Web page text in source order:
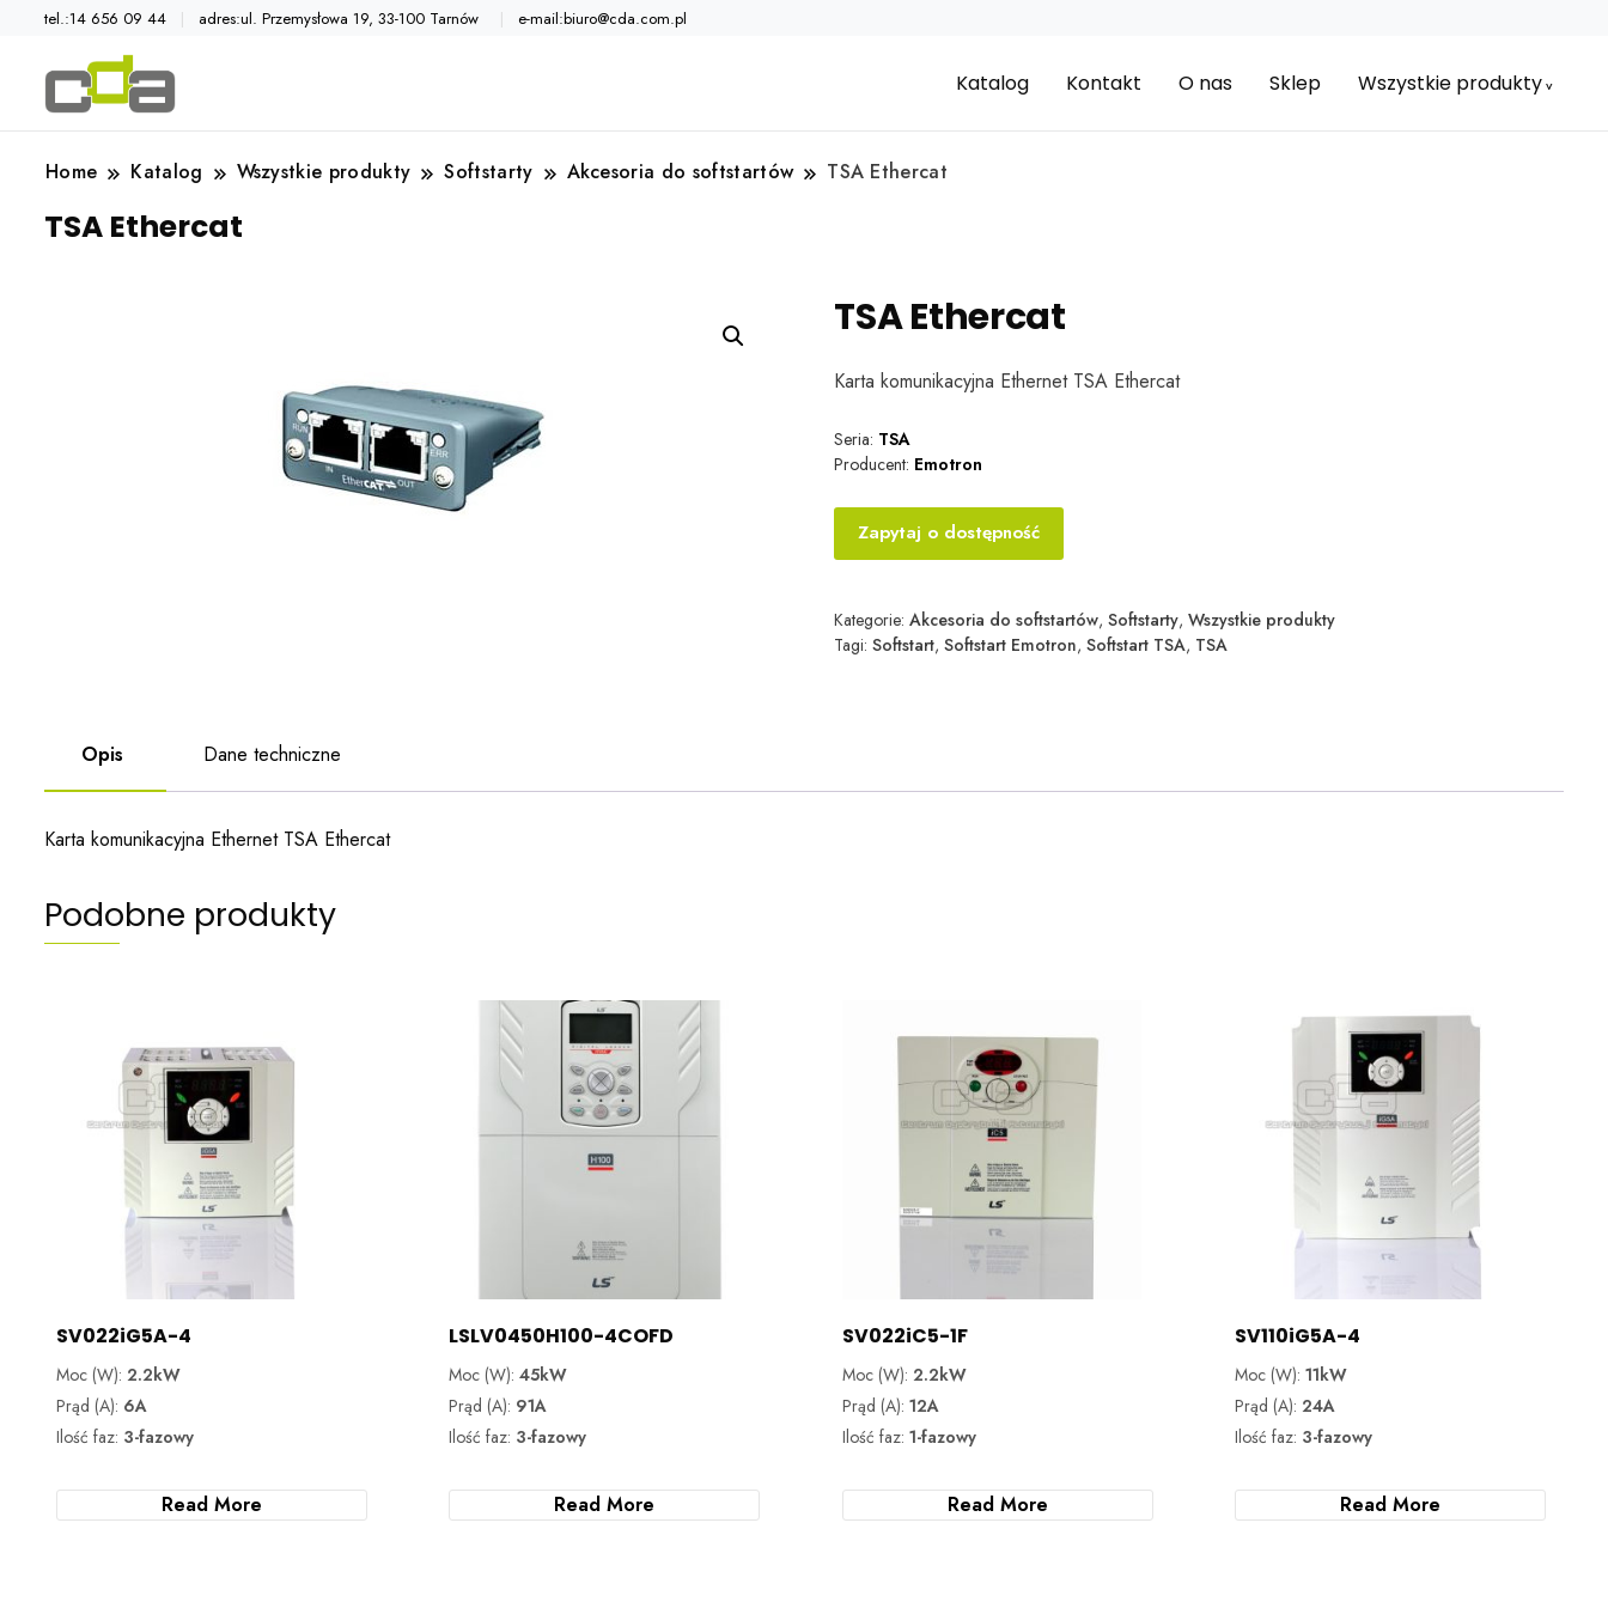
tel.:14 656 09 44 adres:ul. Przemysłowa 19, 33-100 Tarnów e-mail:biuro@cda.com.pl
Katalog Kontakt O nas Sklep Wszystkie produkty
Home Katalog Wszystkie produkty Softstarty Akcesoria do softstartów TSA Ethercat
TSA Ethercat
TSA Ethercat
Karta komunikacyjna Ethernet TSA Ethercat
Seria: TSA
Producent: Emotron
Zapytaj o dostępność
Kategorie:Akcesoria do softstartów,Softstarty,Wszystkie produkty
Tagi:Softstart,Softstart Emotron,Softstart TSA, TSA
Opis Dane techniczne
Karta komunikacyjna Ethernet TSA Ethercat
Podobne produkty
SV022iG5A-4
Moc (W): 2.2kW
Prąd (A): 6A
Ilość faz: 3-fazowy
Read More
LSLV0450H100-4COFD
Moc (W):45kW
Prąd (A): 91A
Ilość faz: 3-fazowy
Read More
SV022iC5-1F
Moc (W): 2.2kW
Prąd (A): 12A
Ilość faz: 1-fazowy
Read More
SV110iG5A-4
Moc (W): 11kW
Prąd (A): 24A
Ilość faz: 3-fazowy
Read More